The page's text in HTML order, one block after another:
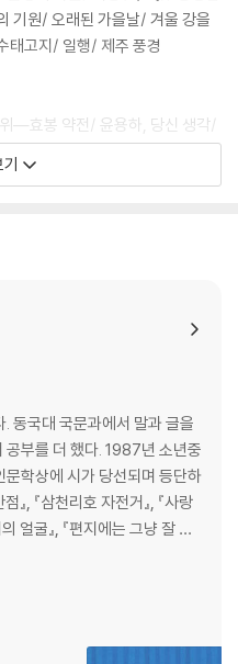
원/ 오래된 가을날/ 겨울 강을
태고지/ 일행/ 제주 풍경
―효봉 약전/ 윤용하, 당신 생각/
교향곡/ 좋은 친구들/ 오래오래
/ 타격왕/ 현암사―강우식 시집
/ 박녹주를 듣는 밤/ 방산몽유록
그날/ 슬픈 날의 제화공/ 그때에
대하여/ 거의 격추되고, 겨우 몇
당이다/ 근황/ 푸른 꽃/ 매미는
서/ 용산역 앞에서
/ 피리는 치마 속에 들었네/ 할미
산/ 화장(火葬)
동국대 국문과에서 말과 글을
공부를 더 했다. 1987년 소년중
문학상에 시가 당선되며 등단하
』, 『삼천리호 자전거』, 『사랑
얼굴』, 『편지에는 그냥 잘 지
오늘도 지각이다』, 산문집으로
시기다』, 『고물과 보물』 등이